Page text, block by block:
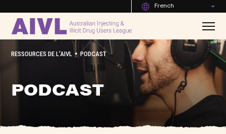
French
RESSOURCES DE L'AIVL • PODCAST
PODCAST